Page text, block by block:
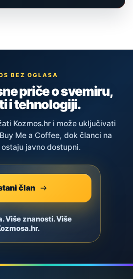
BEZ OGLASA
priče o svemiru,
i tehnologiji.
Kozmos.hr i može uključivati
Me a Coffee, dok članci na
ostaju javno dostupni.
član
Više znanosti. Više